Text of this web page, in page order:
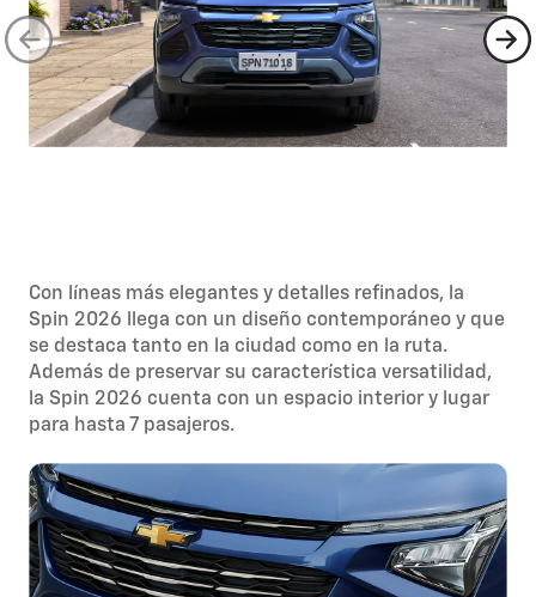
Con líneas más elegantes y detalles refinados, la
Spin 2026 llega con un diseño contemporáneo y que
se destaca tanto en la ciudad como en la ruta.
Además de preservar su característica versatilidad,
la Spin 2026 cuenta con un espacio interior y lugar
para hasta 7 pasajeros.